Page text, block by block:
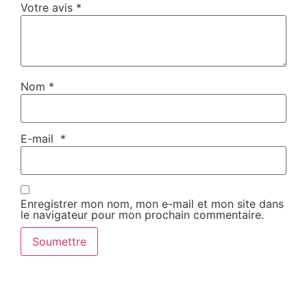
Votre avis *
Nom *
E-mail *
Enregistrer mon nom, mon e-mail et mon site dans
le navigateur pour mon prochain commentaire.